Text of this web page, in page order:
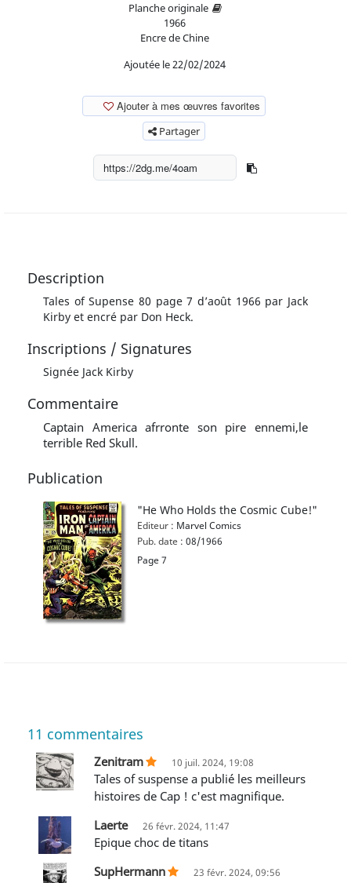
Planche originale
1966
Encre de Chine
Ajoutée le 22/02/2024
Ajouter à mes œuvres favorites
Partager
Description
Tales of Supense 80 page 7 d’août 1966 par Jack
Kirby et encré par Don Heck.
Inscriptions / Signatures
Signée Jack Kirby
Commentaire
Captain America afrronte son pire ennemi,le
terrible Red Skull.
Publication
"He Who Holds the Cosmic Cube!"
Editeur : Marvel Comics
Pub. date : 08/1966
Page 7
11 commentaires
Zenitram 10 juil. 2024, 19:08
Tales of suspense a publié les meilleurs
histoires de Cap ! c'est magnifique.
Laerte
26 févr. 2024, 11:47
Epique choc de titans
SupHermann
23 févr. 2024, 09:56